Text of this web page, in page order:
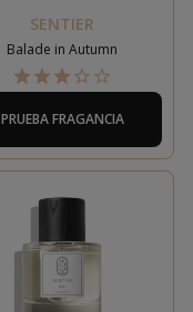
SENTIER
Balade in Autumn
PRUEBA FRAGANCIA